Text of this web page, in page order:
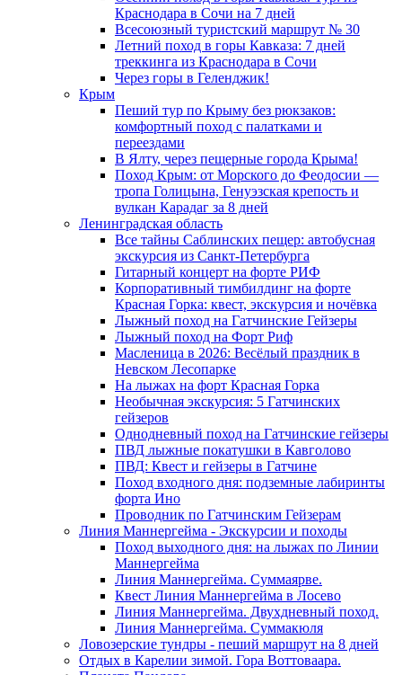
Краснодара в Сочи на 7 дней
Всесоюзный туристский маршрут № 30
Летний поход в горы Кавказа: 7 дней
треккинга из Краснодара в Сочи
Через горы в Геленджик!
Крым
Пеший тур по Крыму без рюкзаков:
комфортный поход с палатками и
переездами
В Ялту, через пещерные города Крыма!
Поход Крым: от Морского до Феодосии —
тропа Голицына, Генуэзская крепость и
вулкан Карадаг за 8 дней
Ленинградская область
Все тайны Саблинских пещер: автобусная
экскурсия из Санкт-Петербурга
Гитарный концерт на форте РИФ
Корпоративный тимбилдинг на форте
Красная Горка: квест, экскурсия и ночёвка
Лыжный поход на Гатчинские Гейзеры
Лыжный поход на Форт Риф
Масленица в 2026: Весёлый праздник в
Невском Лесопарке
На лыжах на форт Красная Горка
Необычная экскурсия: 5 Гатчинских
гейзеров
Однодневный поход на Гатчинские гейзеры
ПВД лыжные покатушки в Кавголово
ПВД: Квест и гейзеры в Гатчине
Поход входного дня: подземные лабиринты
форта Ино
Проводник по Гатчинским Гейзерам
Линия Маннергейма - Экскурсии и походы
Поход выходного дня: на лыжах по Линии
Маннергейма
Линия Маннергейма. Суммаярве.
Квест Линия Маннергейма в Лосево
Линия Маннергейма. Двухдневный поход.
Линия Маннергейма. Суммакюля
Ловозерские тундры - пеший маршрут на 8 дней
Отдых в Карелии зимой. Гора Воттоваара.